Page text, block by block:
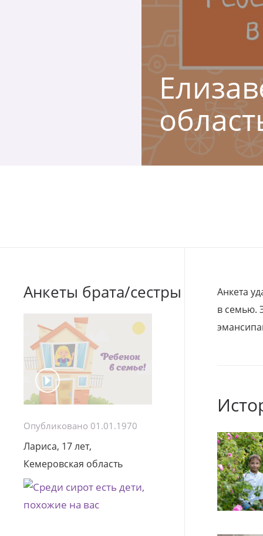
Анкеты брата/сестры
Опубликовано 01.01.1970
Лариса, 17 лет,
Кемеровская область
Анкета
в семью.